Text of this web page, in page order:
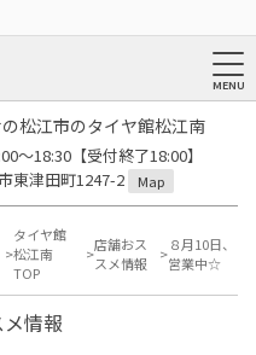
松江市のタイヤ館松江南
～18:30【受付終了18:00】
東津田町1247-2
Map
タイヤ館
松江南
TOP
店舗おス
スメ情報
８月10日、
営業中☆
情報